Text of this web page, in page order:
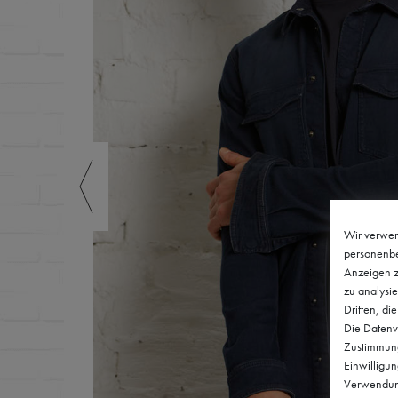
Wir
Anzeigen
zu
Dritten,
Die